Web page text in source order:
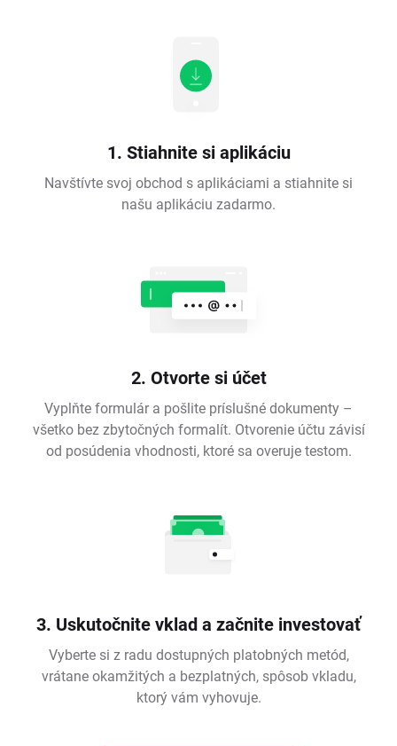
1. Stiahnite si aplikáciu
Navštívte svoj obchod s aplikáciami a stiahnite si
našu aplikáciu zadarmo.
2. Otvorte si účet
Vyplňte formulár a pošlite príslušné dokumenty –
všetko bez zbytočných formalít. Otvorenie účtu závisí
od posúdenia vhodnosti, ktoré sa overuje testom.
3. Uskutočnite vklad a začnite investovať
Vyberte si z radu dostupných platobných metód,
vrátane okamžitých a bezplatných, spôsob vkladu,
ktorý vám vyhovuje.